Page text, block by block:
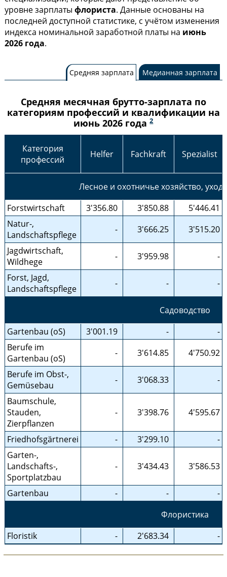
уровне зарплаты флориста. Данные основаны на
последней доступной статистике, с учётом изменения
индекса номинальной заработной платы на июнь
2026 года.
Средняя зарплата Медианная зарплата
Средняя месячная брутто-зарплата по
категориям профессий и квалификации на
июнь 2026 года2
Категория
профессий
Helfer Fachkraft Spezialist
Лесное и охотничье хозяйство,
Forstwirtschaft
3'356.80 3'850.88
5'446.41
Natur-,
Landschaftspflege
- 3'666.25
3'515.20
Jagdwirtschaft,
Wildhege
- 3'959.98
-
Forst, Jagd,
Landschaftspflege
- - -
Садоводство
Gartenbau (oS)
3'001.19 -
-
Berufe im
Gartenbau (oS)
- 3'614.85
4'750.92
Berufe im Obst-,
Gemüsebau
- 3'068.33
-
Baumschule,
Stauden,
Zierpflanzen
- 3'398.76 4'595.67
Friedhofsgärtnerei - 3'299.10
-
Garten-,
Landschafts-,
Sportplatzbau
- 3'434.43 3'586.53
Gartenbau - -
-
Флористика
Floristik
- 2'683.34 -